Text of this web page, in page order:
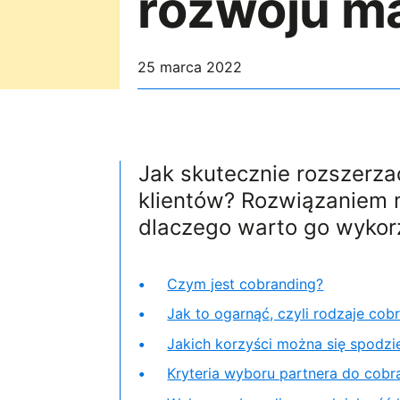
25 marca 2022
Jak skutecznie
klientów? Rozwiązaniem
dlaczego warto go
Czym jest cobranding?
Jak to ogarnąć, czyli rodzaje
Jakich korzyści można się
Kryteria wyboru partnera do